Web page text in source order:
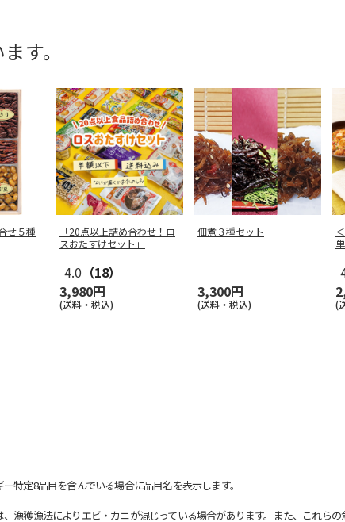
す。
せ５種
「20点以上詰め合わせ！ロ
スおたすけセット」
4.0 （18）
3,980円
(送料・税込)
佃煮３種セット
3,300円
(送料・税込) (
特定8品目を含んでいる場合に品目名を表示します。
獲漁法によりエビ・カニが混じっている場合があります。また、これらの